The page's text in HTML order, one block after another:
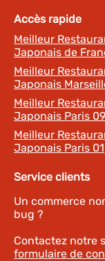
Accès rapide
Meilleur
Japonais de
Meilleur
Japonais
Meilleur
Japonais Paris 09
Meilleur
Japonais Paris 01
Service clients
Un commerce
bug ?
Contactez notre
formulaire de